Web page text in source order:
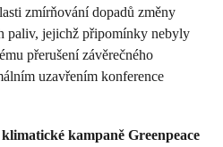
zmírňování dopadů změny
paliv, jejichž připomínky nebyly
přerušení závěrečného
uzavřením konference
kampaně Greenpeace